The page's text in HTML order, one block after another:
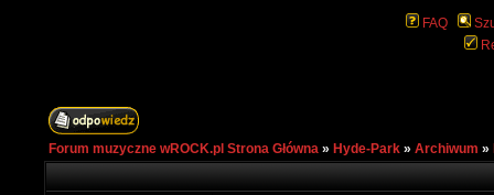
FAQ
Forum muzyczne wROCK.pl Strona Główna » Hyde-Park » Archiwum »